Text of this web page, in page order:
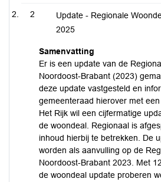
2
Update - Regionale
2025
Samenvatting
Er is een update van de
Noordoost-Brabant (2023)
deze update vastgesteld en
gemeenteraad hierover met
Het Rijk wil een cijfermatige
de woondeal. Regionaal is
inhoud hierbij te betrekken. De
worden als aanvulling op de
Noordoost-Brabant 2023. Met
de woondeal update proberen